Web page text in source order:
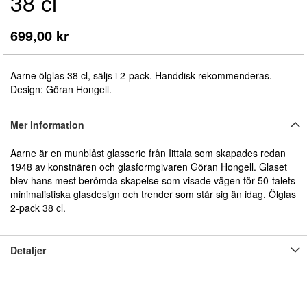
699,00 kr
Aarne ölglas 38 cl, säljs i 2-pack. Handdisk rekommenderas.
Design: Göran Hongell.
av
bildgalleriet
Mer information
Aarne är en munblåst glasserie från Iittala som skapades redan
1948 av konstnären och glasformgivaren Göran Hongell. Glaset
blev hans mest berömda skapelse som visade vägen för 50-talets
minimalistiska glasdesign och trender som står sig än idag. Ölglas
2-pack 38 cl.
Detaljer